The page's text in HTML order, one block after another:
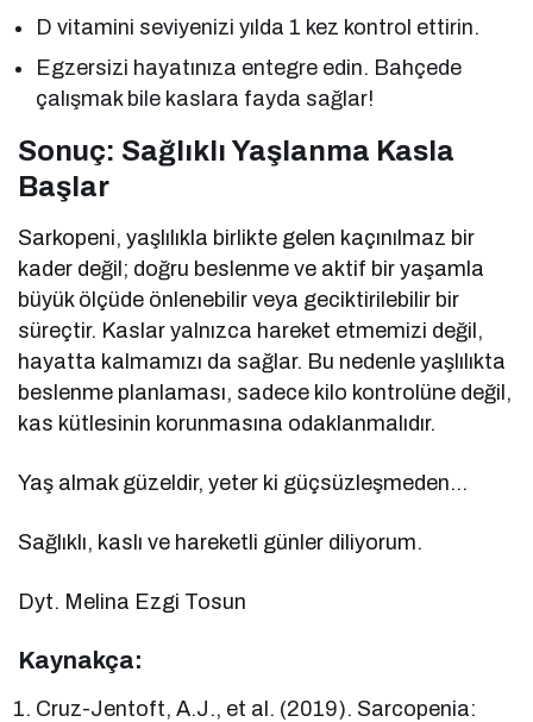
D vitamini seviyenizi yılda 1 kez kontrol ettirin.
Egzersizi hayatınıza entegre edin. Bahçede
çalışmak bile kaslara fayda sağlar!
Sonuç: Sağlıklı Yaşlanma Kasla
Başlar
Sarkopeni, yaşlılıkla birlikte gelen kaçınılmaz bir
kader değil; doğru beslenme ve aktif bir yaşamla
büyük ölçüde önlenebilir veya geciktirilebilir bir
süreçtir. Kaslar yalnızca hareket etmemizi değil,
hayatta kalmamızı da sağlar. Bu nedenle yaşlılıkta
beslenme planlaması, sadece kilo kontrolüne değil,
kas kütlesinin korunmasına odaklanmalıdır.
Yaş almak güzeldir, yeter ki güçsüzleşmeden…
Sağlıklı, kaslı ve hareketli günler diliyorum.
Dyt. Melina Ezgi Tosun
Kaynakça:
Cruz-Jentoft, A.J., et al. (2019). Sarcopenia: